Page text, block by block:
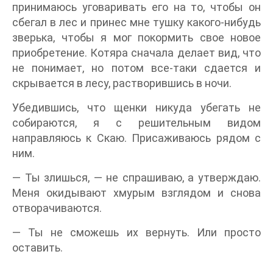
принимаюсь уговаривать его на то, чтобы он
сбегал в лес и принес мне тушку какого-нибудь
зверька, чтобы я мог покормить свое новое
приобретение. Котяра сначала делает вид, что
не понимает, но потом все-таки сдается и
скрывается в лесу, растворившись в ночи.
Убедившись, что щенки никуда убегать не
собираются, я с решительным видом
направляюсь к Скаю. Присаживаюсь рядом с
ним.
— Ты злишься, — не спрашиваю, а утверждаю.
Меня окидывают хмурым взглядом и снова
отворачиваются.
— Ты не сможешь их вернуть. Или просто
оставить.